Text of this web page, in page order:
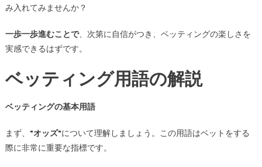
み入れてみませんか？
一歩一歩進むことで、次第に自信がつき、ベッティングの楽しさを
実感できるはずです。
ベッティング用語の解説
ベッティングの基本用語
まず、 "オッズ"について理解しましょう。この用語はベットをする
際に非常に重要な指標です。